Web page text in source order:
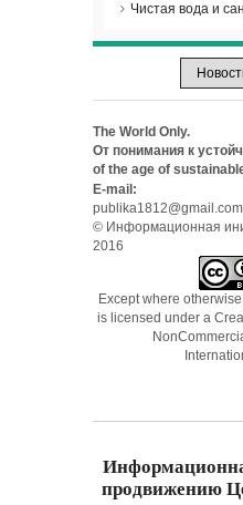
Чистая вода и
The World Only.
От понимания к
of the age of
E-mail:
publika1812@gmail.com
© Информационная
2016
Except where
is licensed under a
продвижению